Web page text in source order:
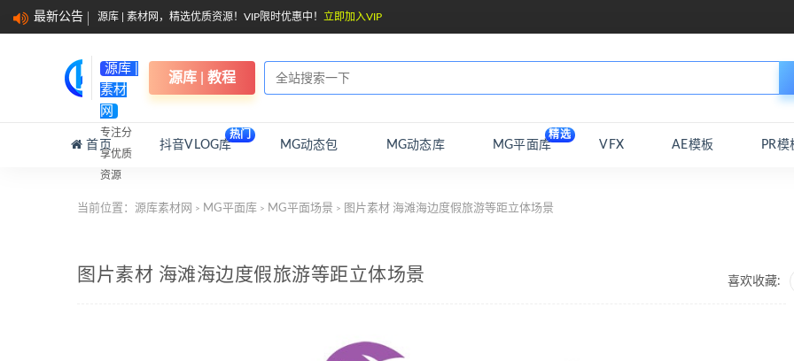
最新公告 源库 | 素材网，精选优质资源！VIP限时优惠中！ 立即加入VIP
源库 |
素材
网
专注分
享优质
资源
源库 | 教程
首页 抖音VLOG库
热门
MG动态包 MG动态库 MG平面库
精选
VFX AE模板 PR模
当前位置： 源库素材网 > MG平面库 > MG平面场景 > 图片素材 海滩海边度假旅游等距立体场景
喜欢收藏:
图片素材 海滩海边度假旅游等距立体场景